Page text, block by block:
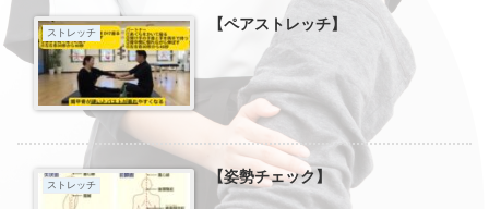
ストレッチ 【ペアストレッチ】
ストレッチ 【姿勢チェック】